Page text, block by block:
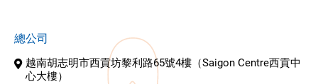
總公司
越南胡志明市西貢坊黎利路65號4樓（Saigon Centre西貢中
心大樓）